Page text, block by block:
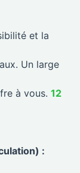
et la
Un large
à vous. 12
: